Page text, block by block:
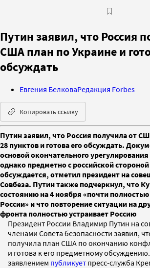
Путин заявил, что Россия
США план по Украине и
обсуждать
Евгения БелковаРедакция Forbes
Копировать ссылку
Путин заявил, что Россия получила от
28 пунктов и готова его обсуждать.
основой окончательного
однако предметно с российской стороной
обсуждается, отметил президент на
Совбеза. Путин также подчеркнул, что
состоянию на 4 ноября «почти
России» и что повторение ситуации на
фронта полностью устраивает Россию
Президент России Владимир Путин на
членами Совета безопасности заявил,
получила план США по окончанию
и готова к его предметному
заявлением публикует пресс-служба